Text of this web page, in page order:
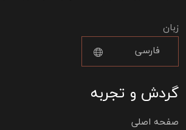
زبان
گردش و تجربه
صفحه اصلی